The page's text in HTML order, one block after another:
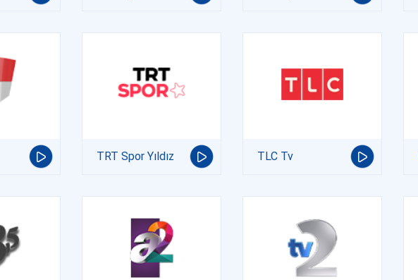
TRT Spor Yıldız TLC Tv